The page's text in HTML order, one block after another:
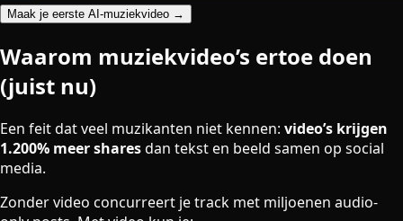
Maak je eerste AI-muziekvideo →
Waarom muziekvideo’s ertoe doen
(juist nu)
Een feit dat veel muzikanten niet kennen: video’s krijgen
1.200% meer sharesdan tekst en beeld samen op social
media.
Zonder video concurreert je track met miljoenen audio-